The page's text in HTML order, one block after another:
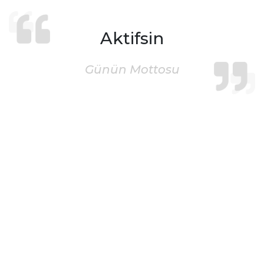
Aktifsin
Günün Mottosu